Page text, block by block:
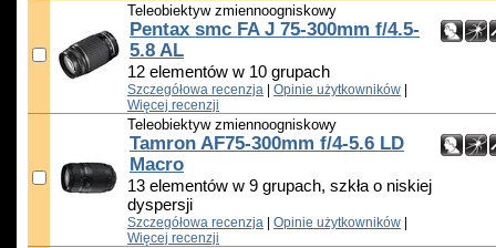
Teleobiektyw zmiennoogniskowy
Pentax smc FA J 75-300mm f/4.5-
5.8 AL
12 elementów w 10 grupach
Szczegółowa recenzja Opinie użytkowników
Więcej recenzji
Teleobiektyw zmiennoogniskowy
Tamron AF75-300mm f/4-5.6 LD
Macro
13 elementów w 9 grupach, szkła o niskiej
dyspersji
Szczegółowa recenzja Opinie użytkowników
Więcej recenzji